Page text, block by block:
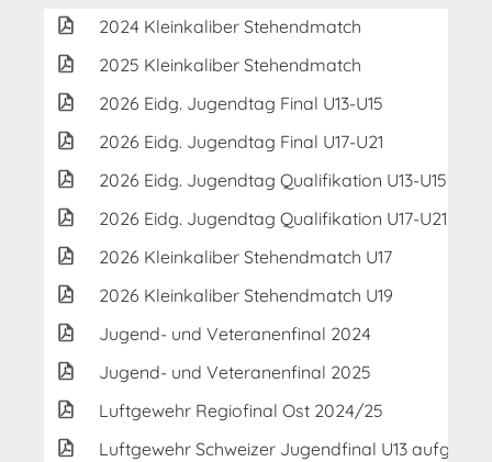
2024 Kleinkaliber Stehendmatch
2025 Kleinkaliber Stehendmatch
2026 Eidg. Jugendtag Final U13-U15
2026 Eidg. Jugendtag Final U17-U21
2026 Eidg. Jugendtag Qualifikation U13-U15
2026 Eidg. Jugendtag Qualifikation U17-U21
2026 Kleinkaliber Stehendmatch U17
2026 Kleinkaliber Stehendmatch U19
Jugend- und Veteranenfinal 2024
Jugend- und Veteranenfinal 2025
Luftgewehr Regiofinal Ost 2024/25
Luftgewehr Schweizer Jugendfinal U13 aufg.